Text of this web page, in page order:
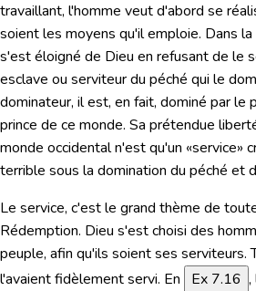
travaillant, l'homme veut d'abord se
soient les moyens qu'il emploie. Dans
s'est éloigné de Dieu en refusant de le
esclave ou serviteur du péché qui le
dominateur, il est, en fait, dominé par le
prince de ce monde. Sa prétendue
monde occidental n'est qu'un «service»
terrible sous la domination du péché et
Le service, c'est le grand thème de
Rédemption. Dieu s'est choisi des
peuple, afin qu'ils soient ses serviteurs.
l'avaient fidèlement servi. En Ex 7.16 ,